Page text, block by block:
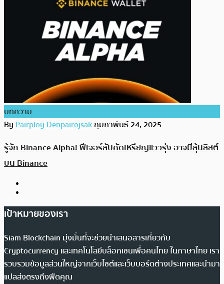
บทความ
ByPairploy Denpairojsakกุมภาพันธ์ 24, 2025
รู้จัก Binance Alpha! ฟีเจอร์ลับคัดเหรียญแววรุ่ง อาจมีลุ้นลิสต์
บน Binance
เป้าหมายของเรา
Siam Blockchain มุ่งมั่นที่จะช่วยนำเสนอสารเกี่ยวกับ
Cryptocurrency และเทคโนโลยีบล็อกเชนเพื่อคนไทย ในภาษาไทย เรา
รวบรวมข้อมูลส่วนใหญ่จากเว็บไซต์และเว็บบอร์ดต่างประเทศและนำมา
แปลส่งตรงถึงฟีดคุณ